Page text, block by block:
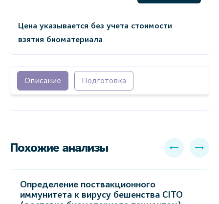
Цена указывается без учета стоимости
взятия биоматериала
Описание Подготовка
Похожие анализы
Определение поствакционного
иммунитета к вирусу бешенства СITO